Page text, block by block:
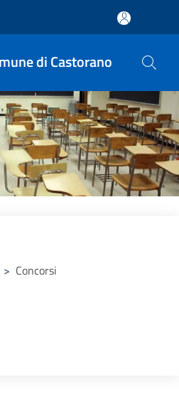
di Castorano
> Concorsi